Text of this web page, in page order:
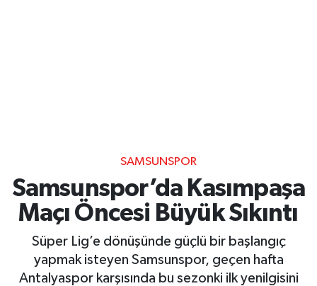
SAMSUNSPOR
Samsunspor’da Kasımpaşa
Maçı Öncesi Büyük Sıkıntı
Süper Lig’e dönüşünde güçlü bir başlangıç
yapmak isteyen Samsunspor, geçen hafta
Antalyaspor karşısında bu sezonki ilk yenilgisini